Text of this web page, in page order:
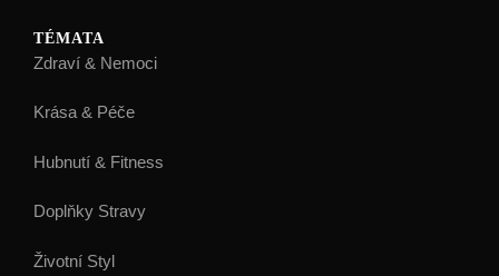
TÉMATA
Zdraví & Nemoci
Krása & Péče
Hubnutí & Fitness
Doplňky Stravy
Životní Styl